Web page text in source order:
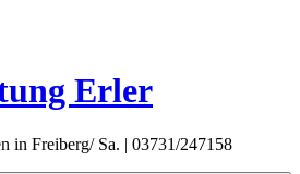
Erler
in Freiberg/ Sa. | 03731/247158